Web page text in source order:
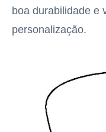
boa durabilidade e
personalização.